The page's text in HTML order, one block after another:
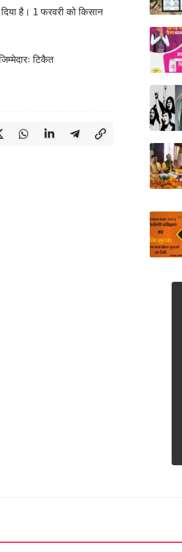
है। 1 फरवरी को किसान
टिकैत